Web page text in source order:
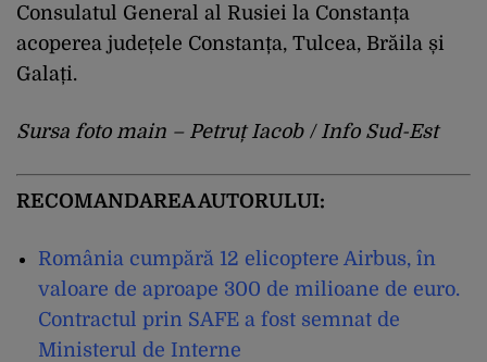
Consulatul General al Rusiei la Constanța
acoperea județele Constanța, Tulcea, Brăila și
Galați.
Sursa foto main – Petruț Iacob / Info Sud-Est
RECOMANDAREA AUTORULUI:
România cumpără 12 elicoptere Airbus, în
valoare de aproape 300 de milioane de euro.
Contractul prin SAFE a fost semnat de
Ministerul de Interne